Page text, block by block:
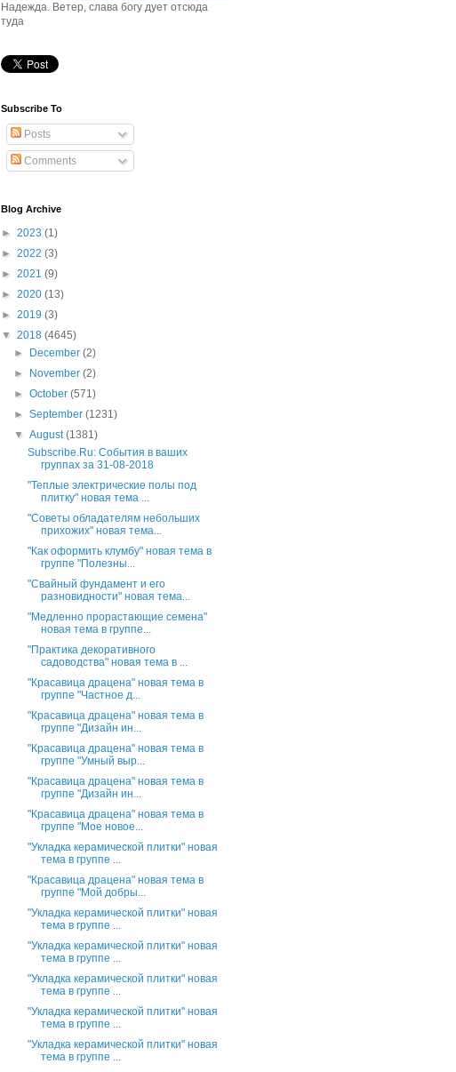
Надежда. Ветер, слава богу дует отсюда
туда
Subscribe To
Posts
Comments
Blog Archive
► 2023 (1)
► 2022 (3)
► 2021 (9)
► 2020 (13)
► 2019 (3)
▼ 2018 (4645)
►
December(2)
►
November(2)
►October(571)
►September(1231)
▼August(1381)
Subscribe.Ru: События в ваших
группах за 31-08-2018
"Теплые электрические полы под
плитку" новая тема ...
"Советы обладателям небольших
прихожих" новая тема...
"Как оформить клумбу" новая тема в
группе "Полезны...
"Свайный фундамент и его
разновидности" новая тема...
"Медленно прорастающие семена"
новая тема в группе...
"Практика декоративного
садоводства" новая тема в ...
"Красавица драцена" новая тема в
группе "Частное д...
"Красавица драцена" новая тема в
группе "Дизайн ин...
"Красавица драцена" новая тема в
группе "Умный выр...
"Красавица драцена" новая тема в
группе "Дизайн ин...
"Красавица драцена" новая тема в
группе "Мое новое...
"Укладка керамической плитки" новая
тема в группе ...
"Красавица драцена" новая тема в
группе "Мой добры...
"Укладка керамической плитки" новая
тема в группе ...
"Укладка керамической плитки" новая
тема в группе ...
"Укладка керамической плитки" новая
тема в группе ...
"Укладка керамической плитки" новая
тема в группе ...
"Укладка керамической плитки" новая
тема в группе ...